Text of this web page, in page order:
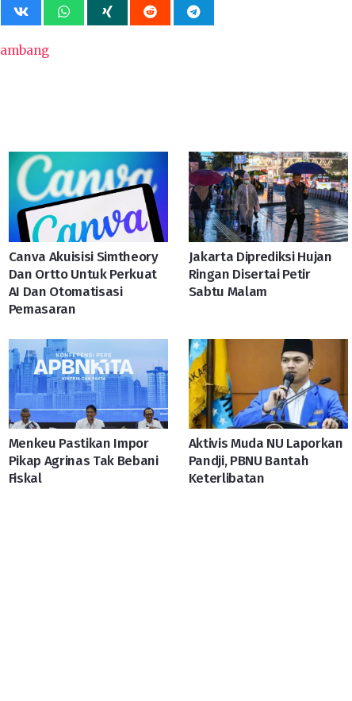
Canva Akuisisi Simtheory
Dan Ortto Untuk Perkuat
AI Dan Otomatisasi
Pemasaran
Jakarta Diprediksi Hujan
Ringan Disertai Petir
Sabtu Malam
Menkeu Pastikan Impor
Pikap Agrinas Tak Bebani
Fiskal
Aktivis Muda NU Laporkan
Pandji, PBNU Bantah
Keterlibatan